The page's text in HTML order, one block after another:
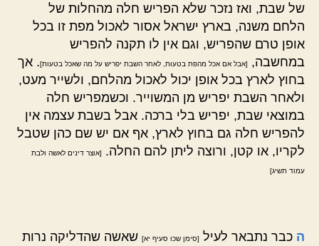
של שבת, ואז נזכר שלא הפריש חלה מהחלות של
הלחם משנה, בארץ ישראל אסור לאכול מפת זו בכל
אופן טרם שהפריש, וגם אין לו תקנה להפריש
במחשבה,
[אבל אם אכל מהפת בטעות, לאחר השבת יפריש על מה שאכל בטעות]. אך
בחוץ לארץ בכל אופן יכול לאכול מהלחם, ולשייר מעט,
ולאחר השבת יפריש מן המשוייר. וכשמפריש חלה
במוצאי שבת, יפריש בלי ברכה. אבל בשבת עצמה אין
להפריש חלה גם בחוץ לארץ, אף אם יש שם כהן שטבל
לקריו, או קטן, ורוצה ליתן להם החלה.
[אוצר דינים לאשה ולבת
עמוד תשיג]
ה כבר נתבאר לעיל [סימן שכו סעיף יא] שאשה שהדליקה נרות